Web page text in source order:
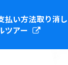
払い方法取り消
ツアー